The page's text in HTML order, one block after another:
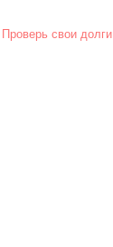
Проверь свои